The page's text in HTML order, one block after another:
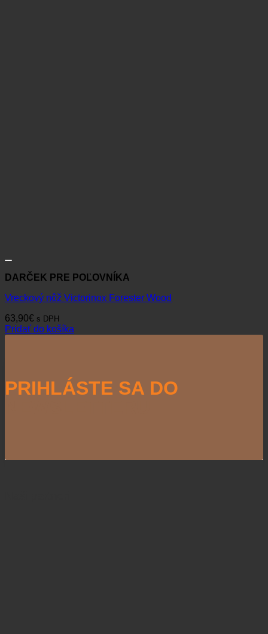
DARČEK PRE POĽOVNÍKA
Vreckový nôž Victorinox Forester Wood
63,90€ s DPH
Pridať do košíka
PRIHLÁSTE SA DO